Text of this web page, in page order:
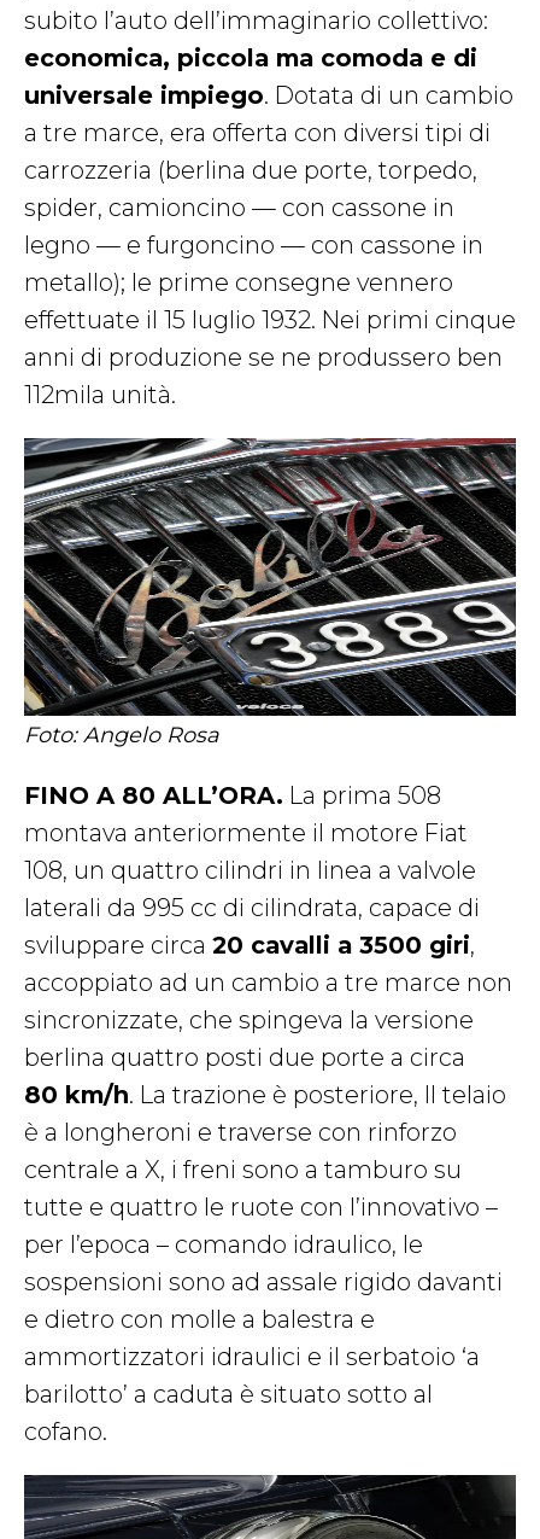
subito l’auto dell’immaginario collettivo:
economica, piccola ma comoda e di
universale impiego. Dotata di un cambio
a tre marce, era offerta con diversi tipi di
carrozzeria (berlina due porte, torpedo,
spider, camioncino — con cassone in
legno — e furgoncino — con cassone in
metallo); le prime consegne vennero
effettuate il 15 luglio 1932. Nei primi cinque
anni di produzione se ne produssero ben
112mila unità.
Foto: Angelo Rosa
FINO A 80 ALL’ORA. La prima 508
montava anteriormente il motore Fiat
108, un quattro cilindri in linea a valvole
laterali da 995 cc di cilindrata, capace di
sviluppare circa 20 cavalli a 3500 giri,
accoppiato ad un cambio a tre marce non
sincronizzate, che spingeva la versione
berlina quattro posti due porte a circa
80 km/h. La trazione è posteriore, Il telaio
è a longheroni e traverse con rinforzo
centrale a X, i freni sono a tamburo su
tutte e quattro le ruote con l’innovativo –
per l’epoca – comando idraulico, le
sospensioni sono ad assale rigido davanti
e dietro con molle a balestra e
ammortizzatori idraulici e il serbatoio ‘a
barilotto’ a caduta è situato sotto al
cofano.